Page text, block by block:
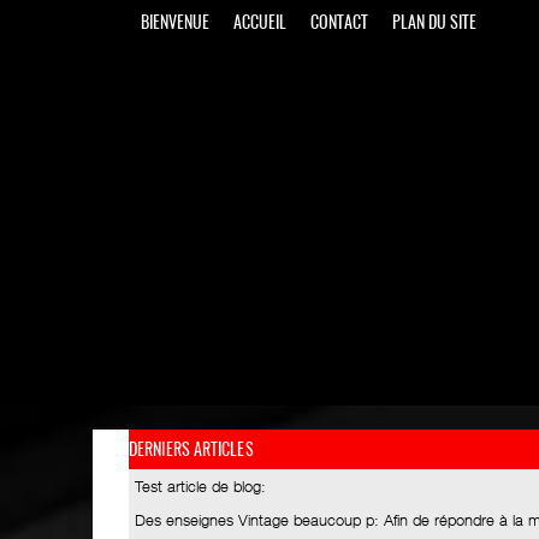
BIENVENUE ACCUEIL CONTACT PLAN DU SITE
DERNIERS ARTICLES
Test article de blog:
Des enseignes Vintage beaucoup p: Afin de répondre à la